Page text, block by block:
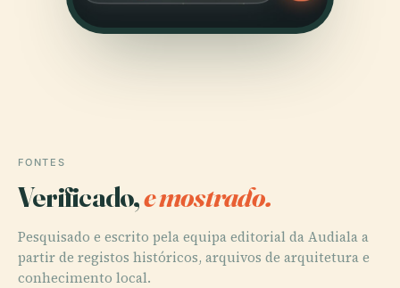
FONTES
Verificado,e mostrado.
Pesquisado e escrito pela equipa editorial da Audiala a
partir de registos históricos, arquivos de arquitetura e
conhecimento local.